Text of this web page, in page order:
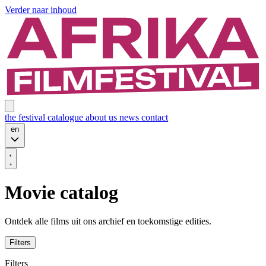
Verder naar inhoud
the festival catalogue about us news contact
en
Movie catalog
Ontdek alle films uit ons archief en toekomstige edities.
Filters
Filters